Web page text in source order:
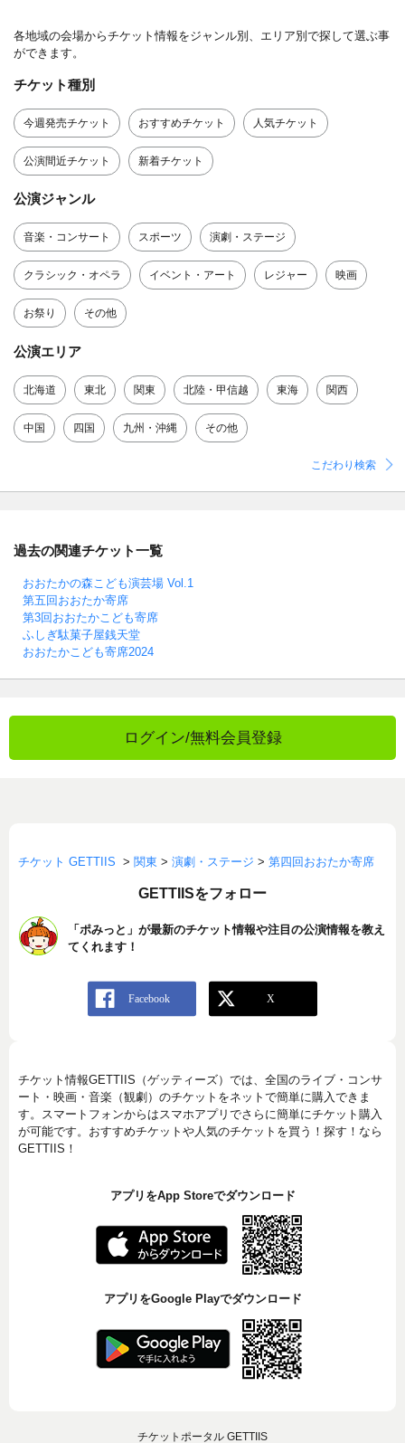
各地域の会場からチケット情報をジャンル別、エリア別で探して選ぶ事
ができます。
チケット種別
今週発売チケット おすすめチケット 人気チケット
公演間近チケット 新着チケット
公演ジャンル
音楽・コンサート スポーツ 演劇・ステージ
クラシック・オペラ イベント・アート レジャー 映画
お祭り その他
公演エリア
北海道 東北 関東 北陸・甲信越 東海 関西
中国 四国 九州・沖縄 その他
こだわり検索
過去の関連チケット一覧
おおたかの森こども演芸場 Vol.1
第五回おおたか寄席
第3回おおたかこども寄席
ふしぎ駄菓子屋銭天堂
おおたかこども寄席2024
ログイン/無料会員登録
チケット GETTIIS > 関東 > 演劇・ステージ > 第四回おおたか寄席
GETTIISをフォロー
「ポみっと」が最新のチケット情報や注目の公演情報を教え
てくれます！
チケット情報GETTIIS（ゲッティーズ）では、全国のライブ・コンサ
ート・映画・音楽（観劇）のチケットをネットで簡単に購入できま
す。スマートフォンからはスマホアプリでさらに簡単にチケット購入
が可能です。おすすめチケットや人気のチケットを買う！探す！なら
GETTIIS！
アプリをApp Storeでダウンロード
アプリをGoogle Playでダウンロード
チケットポータル GETTIIS